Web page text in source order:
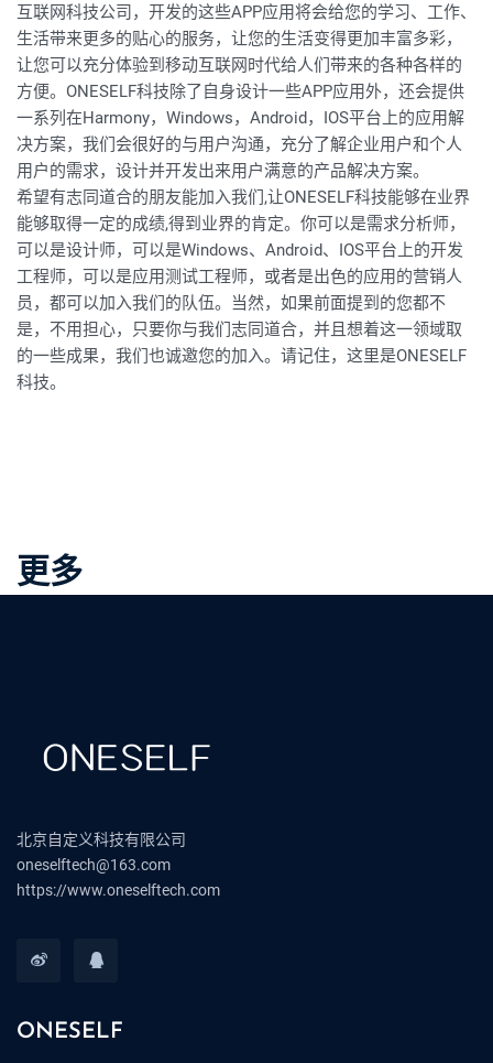
互联网科技公司，开发的这些APP应用将会给您的学习、工作、
生活带来更多的贴心的服务，让您的生活变得更加丰富多彩，
让您可以充分体验到移动互联网时代给人们带来的各种各样的
方便。ONESELF科技除了自身设计一些APP应用外，还会提供
一系列在Harmony，Windows，Android，IOS平台上的应用解
决方案，我们会很好的与用户沟通，充分了解企业用户和个人
用户的需求，设计并开发出来用户满意的产品解决方案。
希望有志同道合的朋友能加入我们,让ONESELF科技能够在业界
能够取得一定的成绩,得到业界的肯定。你可以是需求分析师，
可以是设计师，可以是Windows、Android、IOS平台上的开发
工程师，可以是应用测试工程师，或者是出色的应用的营销人
员，都可以加入我们的队伍。当然，如果前面提到的您都不
是，不用担心，只要你与我们志同道合，并且想着这一领域取
的一些成果，我们也诚邀您的加入。请记住，这里是ONESELF
科技。
更多
北京自定义科技有限公司
oneselftech@163.com
https://www.oneselftech.com
ONESELF